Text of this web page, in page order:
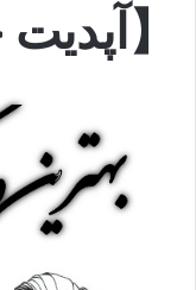
【